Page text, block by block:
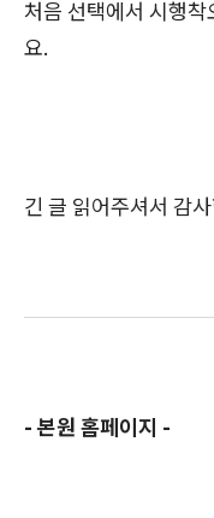
처음 선택에서 시행
요.
긴 글 읽어주셔서 감
- 본원 홈페이지 -